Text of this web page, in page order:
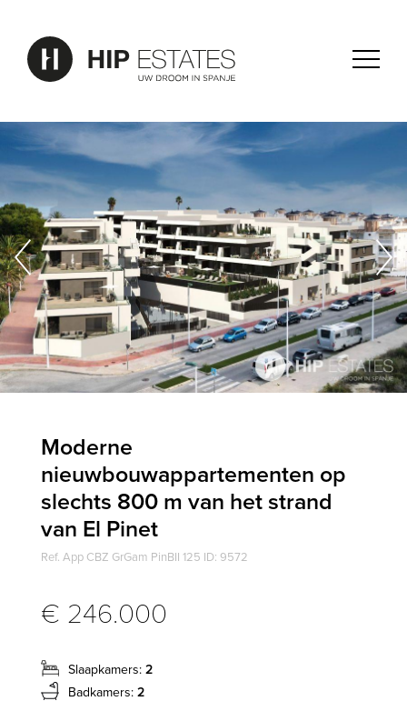
Moderne
nieuwbouwappartementen op
slechts 800 m van het strand
van El Pinet
Ref. App CBZ GrGam PinBII 125 ID: 9572
€ 246.000
Slaapkamers: 2
Badkamers: 2